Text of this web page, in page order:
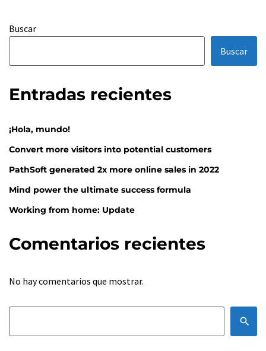
Buscar
Buscar
Entradas recientes
¡Hola, mundo!
Convert more visitors into potential customers
PathSoft generated 2x more online sales in 2022
Mind power the ultimate success formula
Working from home: Update
Comentarios recientes
No hay comentarios que mostrar.